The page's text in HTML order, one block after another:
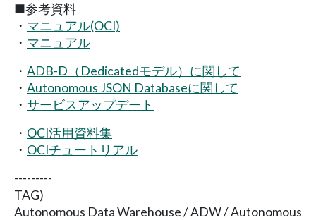
■参考資料
・ マニュアル(OCI)
・ マニュアル
・ ADB-D（Dedicatedモデル）に関して
・ Autonomous JSON Databaseに関して
・ サービスアップデート
・ OCI活用資料集
・ OCIチュートリアル
---------
TAG)
Autonomous Data Warehouse / ADW / Autonomous